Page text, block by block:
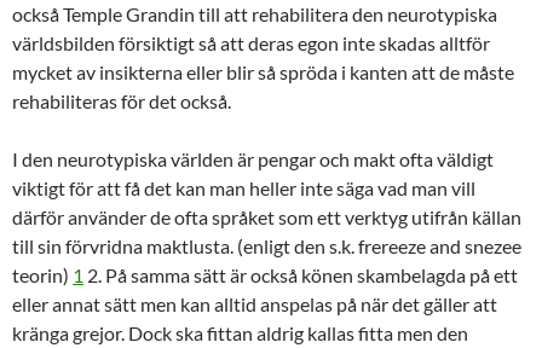
också Temple Grandin till att rehabilitera den neurotypiska
världsbilden försiktigt så att deras egon inte skadas alltför
mycket av insikterna eller blir så spröda i kanten att de måste
rehabiliteras för det också.
I den neurotypiska världen är pengar och makt ofta väldigt
viktigt för att få det kan man heller inte säga vad man vill
därför använder de ofta språket som ett verktyg utifrån källan
till sin förvridna maktlusta. (enligt den s.k. frereeze and snezee
teorin) 1 2. På samma sätt är också könen skambelagda på ett
eller annat sätt men kan alltid anspelas på när det gäller att
kränga grejor. Dock ska fittan aldrig kallas fitta men den